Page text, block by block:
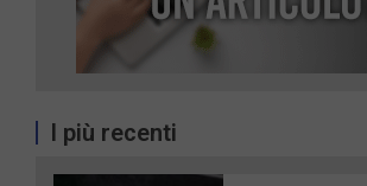
I più recenti